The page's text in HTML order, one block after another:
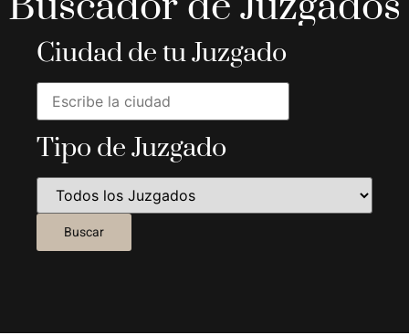
Ciudad de tu Juzgado
Tipo de Juzgado